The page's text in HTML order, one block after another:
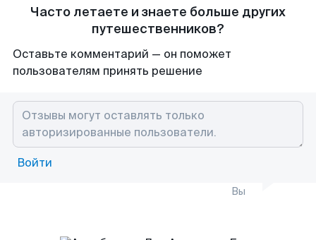
Часто летаете и знаете больше других
путешественников?
Оставьте комментарий — он поможет
пользователям принять решение
Войти
Вы